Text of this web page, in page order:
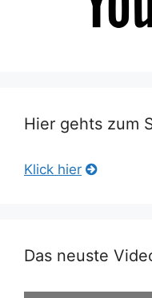
Hier gehts zum
Klick hier
Das neuste